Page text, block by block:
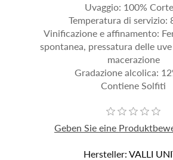
Uvaggio: 100%
Temperatura di servizio:
Vinificazione e affinamento:
spontanea, pressatura delle
macerazione
Gradazione alcolica:
Contiene Solfiti
Geben Sie eine
Hersteller: VALLI